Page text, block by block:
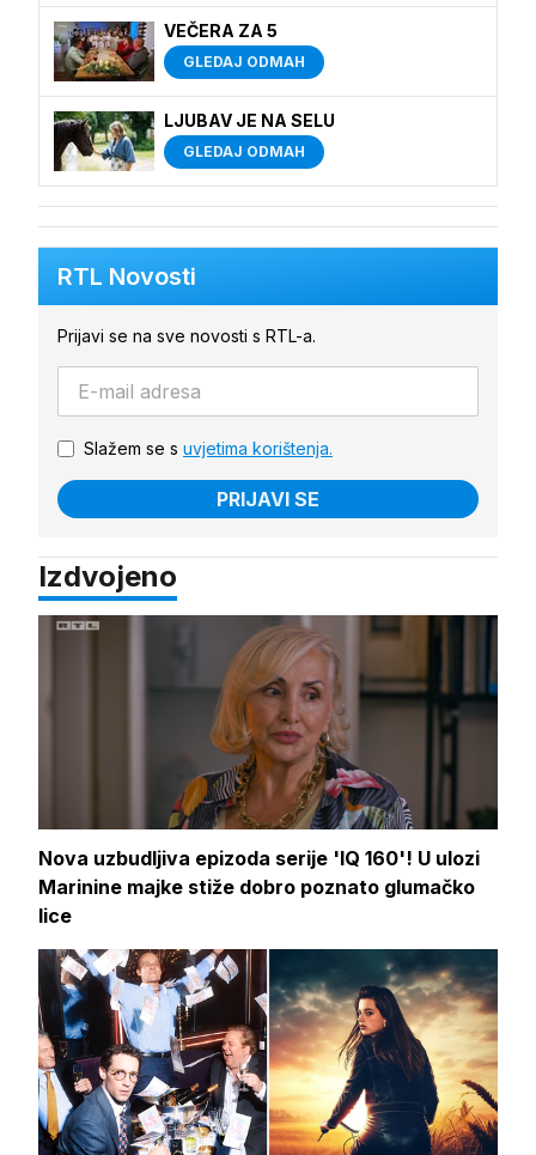
VEČERA ZA 5
GLEDAJ ODMAH
LJUBAV JE NA SELU
GLEDAJ ODMAH
RTL Novosti
Prijavi se na sve novosti s RTL-a.
Slažem se s uvjetima korištenja.
PRIJAVI SE
Izdvojeno
Nova uzbudljiva epizoda serije 'IQ 160'! U ulozi
Marinine majke stiže dobro poznato glumačko
lice